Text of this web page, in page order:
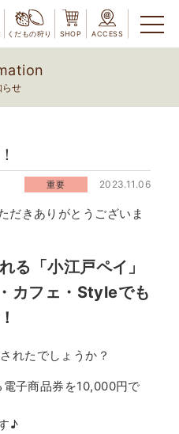
くだもの狩り SHOP ACCESS
らせ
重要 2023.11.06
だきありがとうございま
る「小江戸ペイ」
カフェ・Styleでも
れたでしょうか？
子商品券を10,000円で
♪